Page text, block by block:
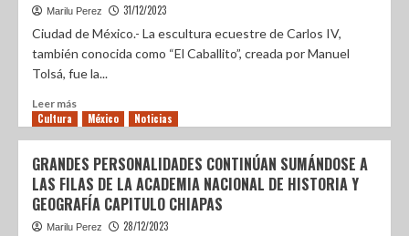
Marilu Perez 31/12/2023
Ciudad de México.- La escultura ecuestre de Carlos IV,
también conocida como “El Caballito”, creada por Manuel
Tolsá, fue la...
Leer más
Cultura México Noticias
GRANDES PERSONALIDADES CONTINÚAN SUMÁNDOSE A
LAS FILAS DE LA ACADEMIA NACIONAL DE HISTORIA Y
GEOGRAFÍA CAPITULO CHIAPAS
Marilu Perez 28/12/2023